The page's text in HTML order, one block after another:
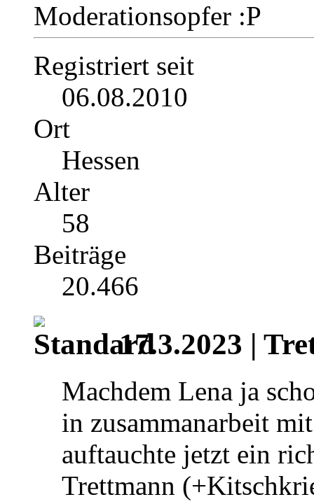
Moderationsopfer :P
Registriert seit
06.08.2010
Ort
Hessen
Alter
58
Beiträge
20.466
17.3.2023 |
Machdem Lena ja
in zusammanarbeit
auftauchte jetzt ein
Trettmann